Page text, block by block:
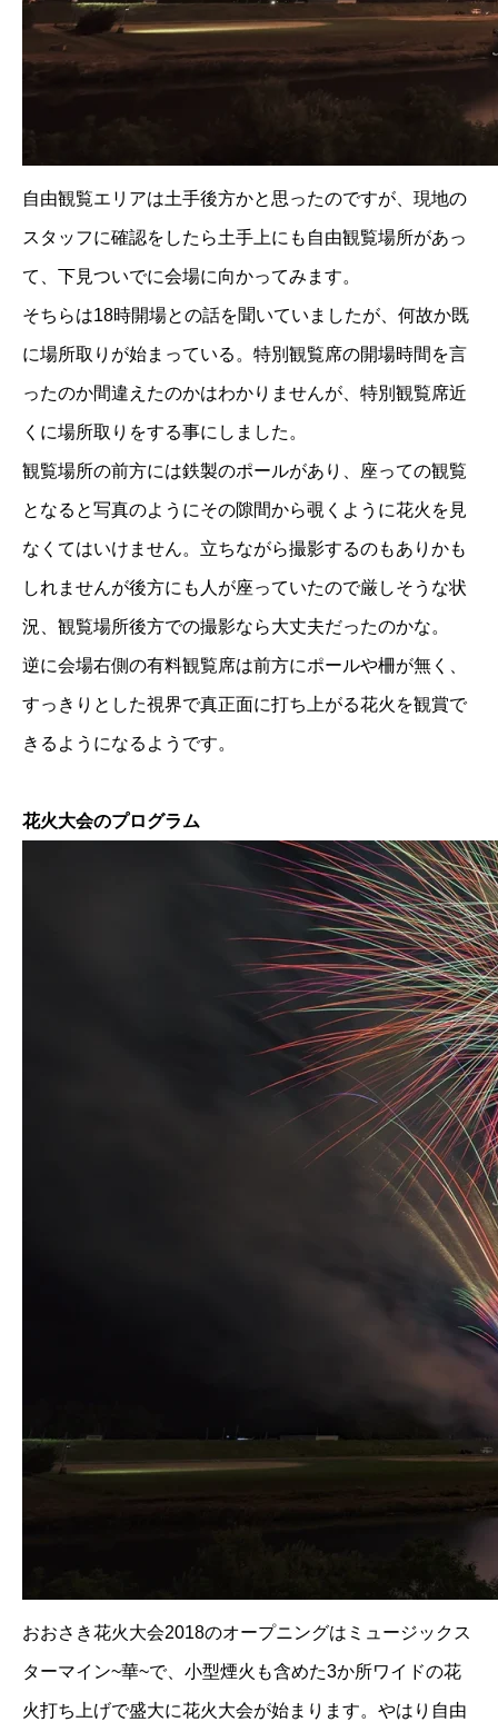
自由観覧エリアは土手後方かと思ったのですが、現地の
スタッフに確認をしたら土手上にも自由観覧場所があっ
て、下見ついでに会場に向かってみます。
そちらは18時開場との話を聞いていましたが、何故か既
に場所取りが始まっている。特別観覧席の開場時間を言
ったのか間違えたのかはわかりませんが、特別観覧席近
くに場所取りをする事にしました。
観覧場所の前方には鉄製のポールがあり、座っての観覧
となると写真のようにその隙間から覗くように花火を見
なくてはいけません。立ちながら撮影するのもありかも
しれませんが後方にも人が座っていたので厳しそうな状
況、観覧場所後方での撮影なら大丈夫だったのかな。
逆に会場右側の有料観覧席は前方にポールや柵が無く、
すっきりとした視界で真正面に打ち上がる花火を観賞で
きるようになるようです。
花火大会のプログラム
おおさき花火大会2018のオープニングはミュージックス
ターマイン~華~で、小型煙火も含めた3か所ワイドの花
火打ち上げで盛大に花火大会が始まります。やはり自由